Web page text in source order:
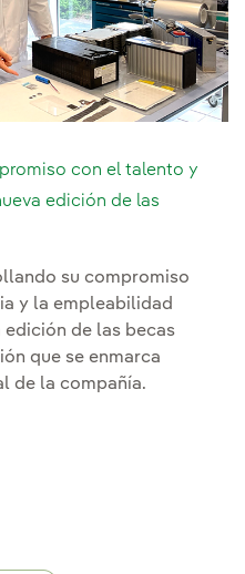
con el talento y
edición de las
su compromiso
y la empleabilidad
edición de las becas
que se enmarca
de la compañía.
nuestro compromiso
nuestronuestro